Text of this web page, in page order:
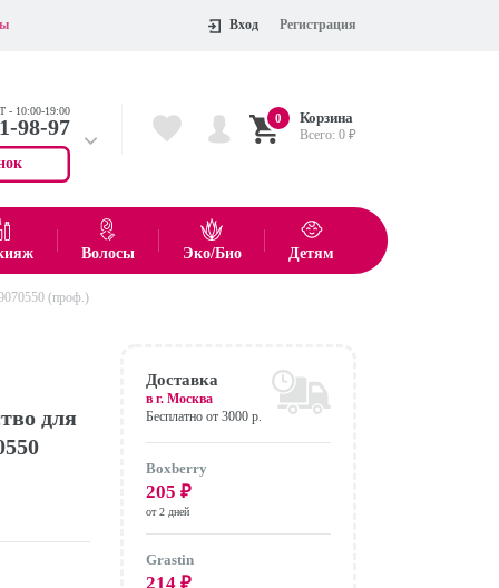
Вход Регистрация
- 10:00-19:00
98-97
55-75
0 Корзина
Всего:0 ₽
показать все товары
Волосы Эко/Био Детям
(проф.)
для
Доставка
в г.Москва
Бесплатно от 3000 р.
Boxberry
205 ₽
от 2 дней
Grastin
214 ₽